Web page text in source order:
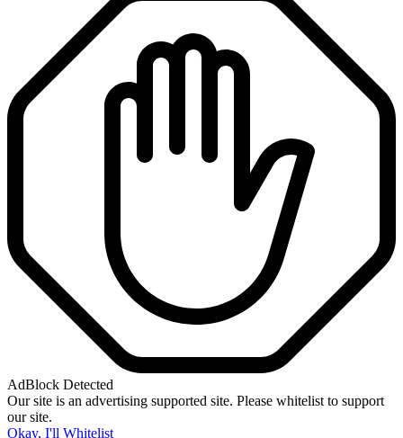
AdBlock Detected
Our site is an advertising supported site. Please whitelist to support
our site.
Okay, I'll Whitelist